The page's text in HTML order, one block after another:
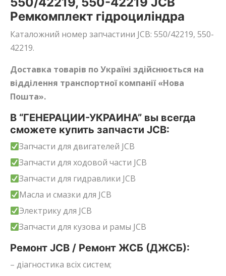
Ремкомплект гідроциліндра
Каталожний номер запчастини JCB: 550/42219, 550-
42219.
Доставка товарів по Україні здійснюється на
відділення транспортної компанії «Нова
Пошта».
В “ГЕНЕРАЦИИ-УКРАИНА” вы всегда
сможете купить запчасти JCB:
Запчасти для двигателей JCB
Запчасти для ходовой части JCB
Запчасти для гидравлики JCB
Масла и смазки для JCB
Электрику для JCB
Запчасти для кузова и рамы JCB
Ремонт JCB / Ремонт ЖСБ (ДЖСБ):
– діагностика всіх систем;